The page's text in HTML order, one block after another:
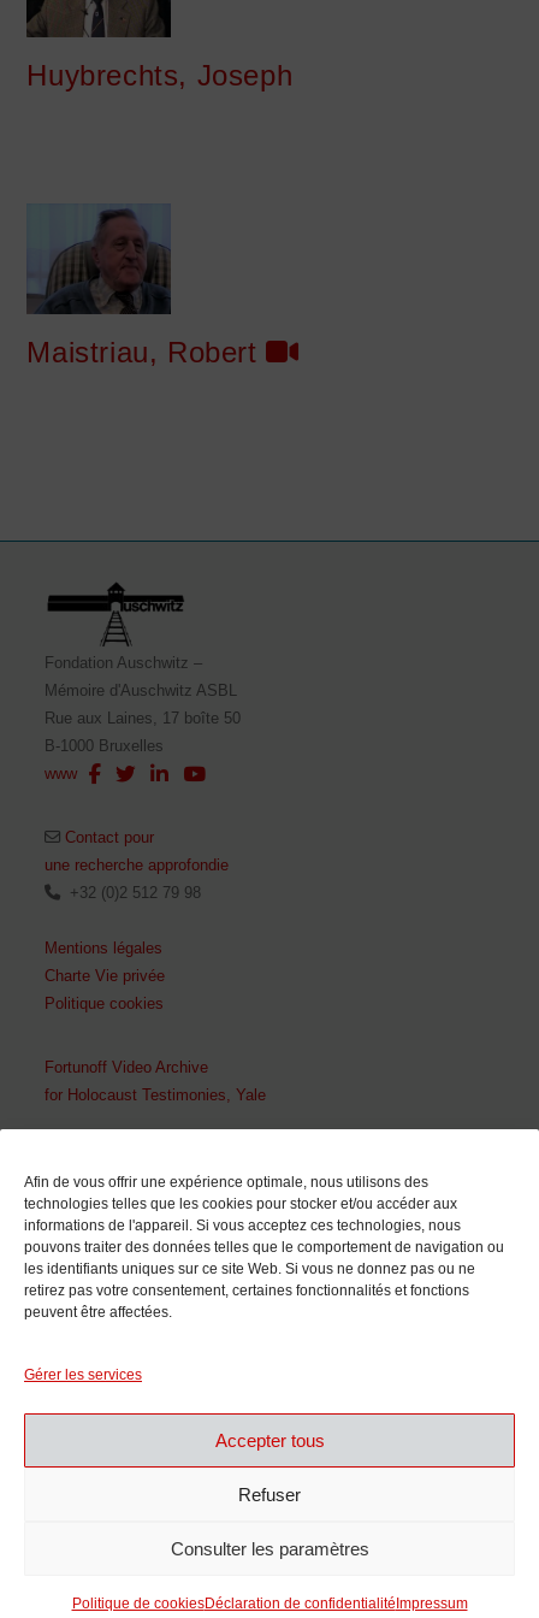
Afin de vous offrir une expérience optimale, nous utilisons des
technologies telles que les cookies pour stocker et/ou accéder aux
informations de l'appareil. Si vous acceptez ces technologies, nous
pouvons traiter des données telles que le comportement de navigation ou
les identifiants uniques sur ce site Web. Si vous ne donnez pas ou ne
retirez pas votre consentement, certaines fonctionnalités et fonctions
peuvent être affectées.
Gérer les services
Accepter tous
Refuser
Consulter les paramètres
Politique de cookiesDéclaration de confidentialité Impressum
Huybrechts, Joseph
Maistriau, Robert
Fondation Auschwitz –
Mémoire d'Auschwitz ASBL
Rue aux Laines, 17 boîte 50
B-1000 Bruxelles
www
Contact pour
une recherche approfondie
+32 (0)2 512 79 98
Mentions légales
Charte Vie privée
Politique cookies
Fortunoff Video Archive
for Holocaust Testimonies, Yale
En collaboration avec